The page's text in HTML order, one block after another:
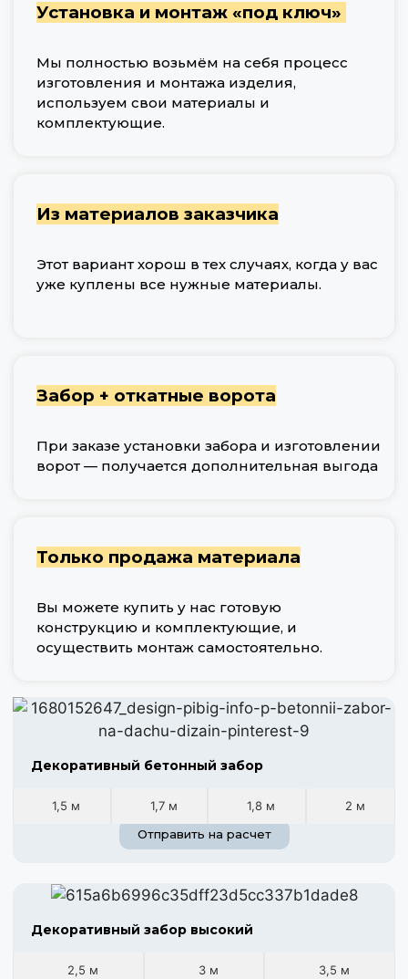
Установка и монтаж «под ключ»
Мы полностью возьмём на себя процесс
изготовления и монтажа изделия,
используем свои материалы и
комплектующие.
Из материалов заказчика
Этот вариант хорош в тех случаях, когда у вас
уже куплены все нужные материалы.
Забор + откатные ворота
При заказе установки забора и изготовлении
ворот — получается дополнительная выгода
Только продажа материала
Вы можете купить у нас готовую
конструкцию и комплектующие, и
осуществить монтаж самостоятельно.
Декоративный бетонный забор
1,5 м 1,7 м 1,8 м
2 м
Отправить на расчет
Декоративный забор высокий
2,5 м 3 м 3,5 м